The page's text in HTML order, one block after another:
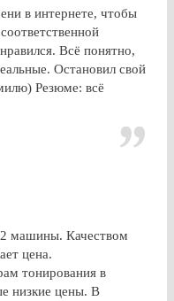
в интернете, чтобы
Всё понятно,
Остановил свой
Резюме: всё
Я остался очень
машины. Качеством
цена.
тонирования в
низкие цены. В